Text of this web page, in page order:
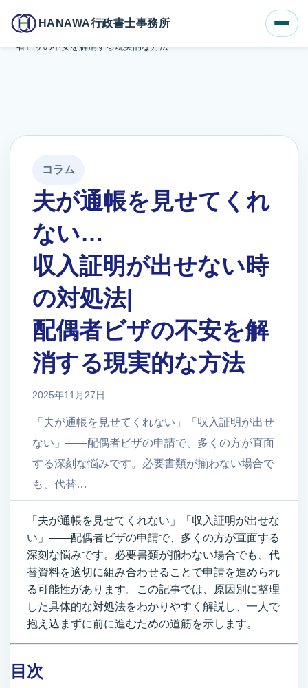
HANAWA行政書士事務所
ホーム
ブログ一覧
夫が通帳を見せてくれない…収入証明が出せない時の対処法|配偶
者ビザの不安を解消する現実的な方法
コラム
夫が通帳を見せてくれ
ない…
収入証明が出せない時
の対処法|
配偶者ビザの不安を解
消する現実的な方法
2025年11月27日
「夫が通帳を見せてくれない」「収入証明が出せ
ない」――配偶者ビザの申請で、多くの方が直面
する深刻な悩みです。必要書類が揃わない場合で
も、代替…
「夫が通帳を見せてくれない」「収入証明が出せな
い」――配偶者ビザの申請で、多くの方が直面する
深刻な悩みです。必要書類が揃わない場合でも、代
替資料を適切に組み合わせることで申請を進められ
る可能性があります。この記事では、原因別に整理
した具体的な対処法をわかりやすく解説し、一人で
抱え込まずに前に進むための道筋を示します。
目次